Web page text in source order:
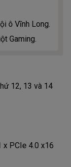
ô Vĩnh Long.
Gaming.
12, 13 và 14
x PCIe 4.0 x16